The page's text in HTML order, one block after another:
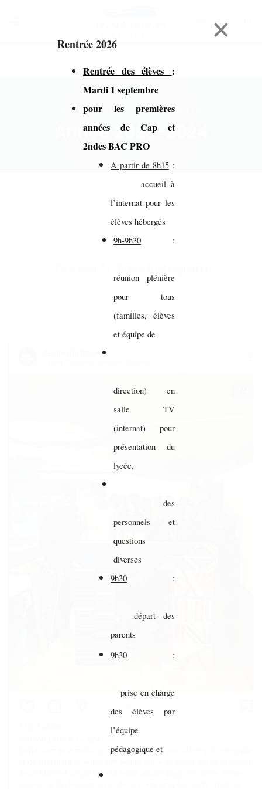
×
Rentrée 2026
Rentrée des élèves :
Mardi 1 septembre
pour les premières
années de Cap et
2ndes BAC PRO
A partir de 8h15:
accueil à
l’internat pour les
élèves hébergés
9h-9h30 :
réunion plénière
pour tous
(familles, élèves
et équipe de
direction) en
salle TV
(internat) pour
présentation du
lycée,
des
personnels et
questions
diverses
9h30 :
départ des
parents
9h30 :
prise en charge
des élèves par
l’équipe
pédagogique et
Accueil > Année 2023-2024
Année 2023-2024